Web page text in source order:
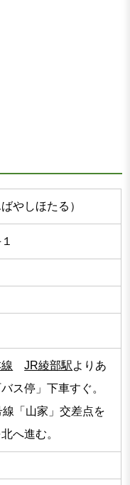
やしほたる）
JR綾部駅よりあ
ス停」下車すぐ。
線「山家」交差点を
へ進む。